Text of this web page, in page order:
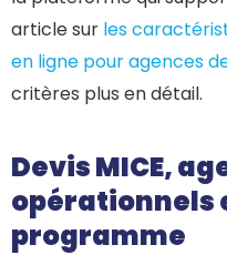
article sur les
en ligne pour agences
critères plus en détail.
Devis MICE,
opérationnels
programme